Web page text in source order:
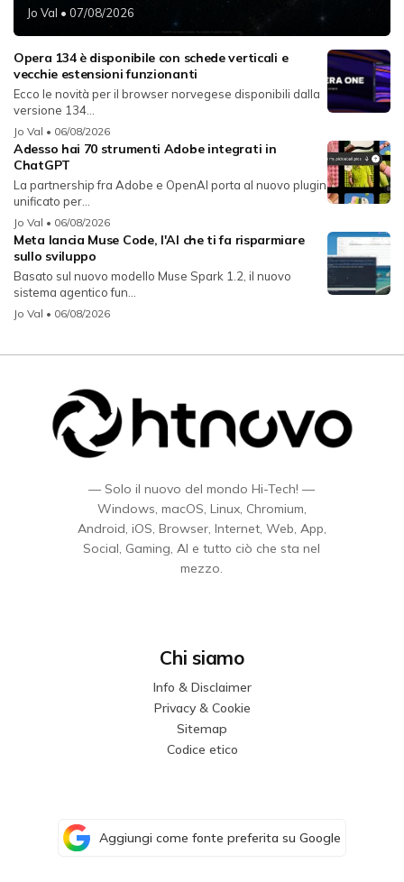
Jo Val • 07/08/2026
Opera 134 è disponibile con schede verticali e
vecchie estensioni funzionanti
Ecco le novità per il browser norvegese disponibili dalla
versione 134...
Jo Val • 06/08/2026
Adesso hai 70 strumenti Adobe integrati in
ChatGPT
La partnership fra Adobe e OpenAI porta al nuovo plugin
unificato per...
Jo Val • 06/08/2026
Meta lancia Muse Code, l'AI che ti fa risparmiare
sullo sviluppo
Basato sul nuovo modello Muse Spark 1.2, il nuovo
sistema agentico fun...
Jo Val • 06/08/2026
— Solo il nuovo del mondo Hi-Tech! —
Windows, macOS, Linux, Chromium,
Android, iOS, Browser, Internet, Web, App,
Social, Gaming, AI e tutto ciò che sta nel
mezzo.
Chi siamo
Info & Disclaimer
Privacy & Cookie
Sitemap
Codice etico
Aggiungi come fonte preferita su Google